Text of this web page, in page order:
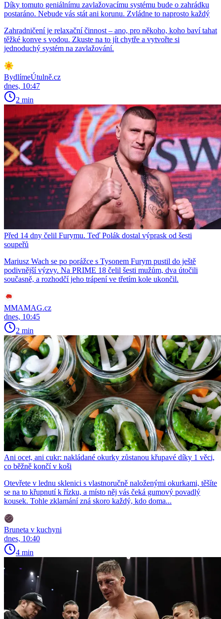
Díky tomuto geniálnímu zavlažovacímu systému bude o zahrádku
postaráno. Nebude vás stát ani korunu. Zvládne to naprosto každý
Zahradničení je relaxační činnost – ano, pro někoho, koho baví tahat
těžké konve s vodou. Zkuste na to jít chytře a vytvořte si
jednoduchý systém na zavlažování.
BydlímeÚtulně.cz
dnes, 10:47
2 min
Před 14 dny čelil Furymu. Teď Polák dostal výprask od šesti
soupeřů
Mariusz Wach se po porážce s Tysonem Furym pustil do ještě
podivnější výzvy. Na PRIME 18 čelil šesti mužům, dva útočili
současně, a rozhodčí jeho trápení ve třetím kole ukončil.
MMAMAG.cz
dnes, 10:45
2 min
Ani ocet, ani cukr: nakládané okurky zůstanou křupavé díky 1 věci,
co běžně končí v koši
Otevřete v lednu sklenici s vlastnoručně naloženými okurkami, těšíte
se na to křupnutí k řízku, a místo něj vás čeká gumový povadlý
kousek. Tohle zklamání zná skoro každý, kdo doma...
Bruneta v kuchyni
dnes, 10:40
4 min